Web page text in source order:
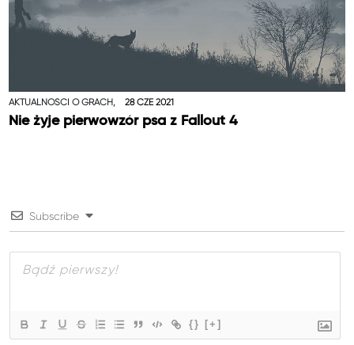
AKTUALNOŚCI O GRACH, 28 CZE 2021
Nie żyje pierwowzór psa z Fallout 4
Subscribe
{} [+]